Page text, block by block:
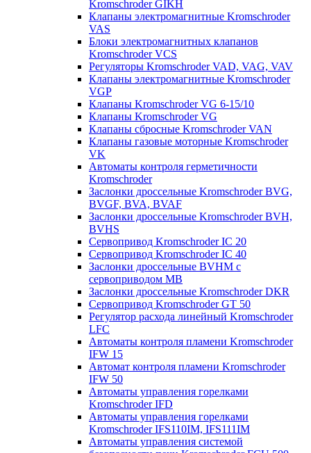
Kromschroder GIKH
Клапаны электромагнитные Kromschroder
VAS
Блоки электромагнитных клапанов
Kromschroder VCS
Регуляторы Kromschroder VAD, VAG, VAV
Клапаны электромагнитные Kromschroder
VGP
Клапаны Kromschroder VG 6-15/10
Клапаны Kromschroder VG
Клапаны сбросные Kromschroder VAN
Клапаны газовые моторные Kromschroder
VK
Автоматы контроля герметичности
Kromschroder
Заслонки дроссельные Kromschroder BVG,
BVGF, BVA, BVAF
Заслонки дроссельные Kromschroder BVH,
BVHS
Сервопривод Kromschroder IC 20
Сервопривод Kromschroder IC 40
Заслонки дроссельные BVHM с
сервоприводом МВ
Заслонки дроссельные Kromschroder DKR
Cервопривод Kromschroder GT 50
Регулятор расхода линейный Kromschroder
LFC
Автоматы контроля пламени Kromschroder
IFW 15
Автомат контроля пламени Kromschroder
IFW 50
Автоматы управления горелками
Kromschroder IFD
Автоматы управления горелками
Kromschroder IFS110IM, IFS111IM
Автоматы управления системой